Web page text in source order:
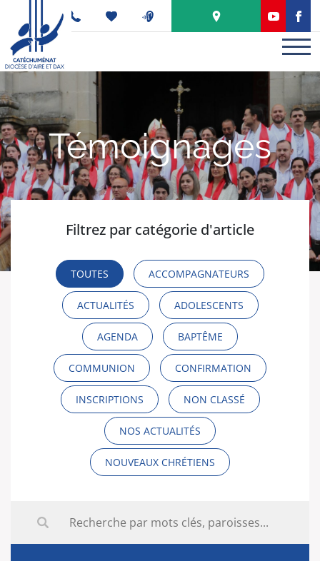
Témoignages
Filtrez par catégorie d'article
TOUTES ACCOMPAGNATEURS
ACTUALITÉS ADOLESCENTS
AGENDA BAPTÊME
COMMUNION CONFIRMATION
INSCRIPTIONS NON CLASSÉ
NOS ACTUALITÉS
NOUVEAUX CHRÉTIENS
Panneau de gestion des cookies